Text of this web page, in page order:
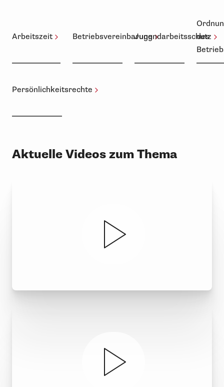
Arbeitszeit BetriebsvereinbarungJugendarbeitsschutz
des
Persönlichkeitsrechte
Aktuelle Videos zum Thema